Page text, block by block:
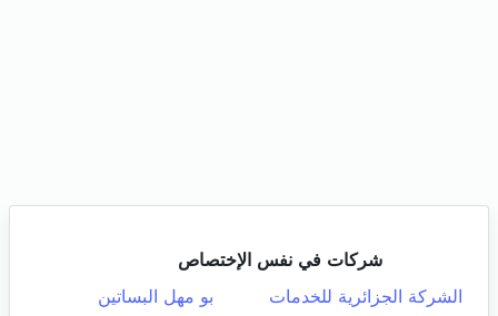
شركات في نفس الإختصاص
الشركة الجزائرية للخدمات
بو مهل البساتين